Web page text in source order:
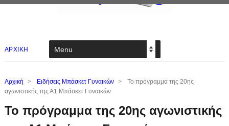
ΑΡΧΙΚΗ
Αρχική > Ειδήσεις Μπάσκετ Γυναικών >
Το πρόγραμμα της 20ης
αγωνιστικής της Α1 Μπάσκετ Γυναικών
Το πρόγραμμα της 20ης αγωνιστικής